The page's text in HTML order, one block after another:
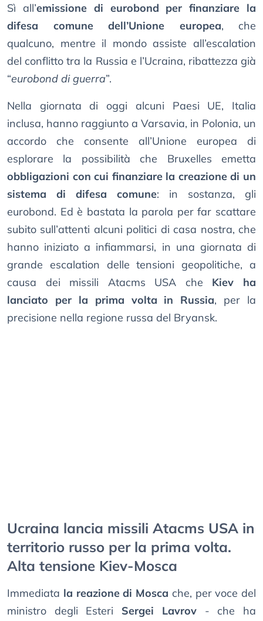
Sì all’emissione di eurobond per finanziare la
difesa comune dell’Unione europea, che
qualcuno, mentre il mondo assiste all’escalation
del conflitto tra la Russia e l’Ucraina, ribattezza già
“eurobond di guerra”.
Nella giornata di oggi alcuni Paesi UE, Italia
inclusa, hanno raggiunto a Varsavia, in Polonia, un
accordo che consente all’Unione europea di
esplorare la possibilità che Bruxelles emetta
obbligazioni con cui finanziare la creazione di un
sistema di difesa comune: in sostanza, gli
eurobond. Ed è bastata la parola per far scattare
subito sull’attenti alcuni politici di casa nostra, che
hanno iniziato a infiammarsi, in una giornata di
grande escalation delle tensioni geopolitiche, a
causa dei missili Atacms USA che Kiev ha
lanciato per la prima volta in Russia, per la
precisione nella regione russa del Bryansk.
Ucraina lancia missili Atacms USA in
territorio russo per la prima volta.
Alta tensione Kiev-Mosca
Immediata la reazione di Mosca che, per voce del
ministro degli Esteri Sergei Lavrov- che ha